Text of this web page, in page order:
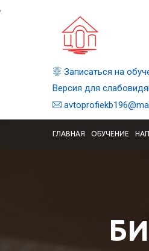
,
Записаться на
Версия для
ГЛАВНАЯ ОБУЧЕНИЕ